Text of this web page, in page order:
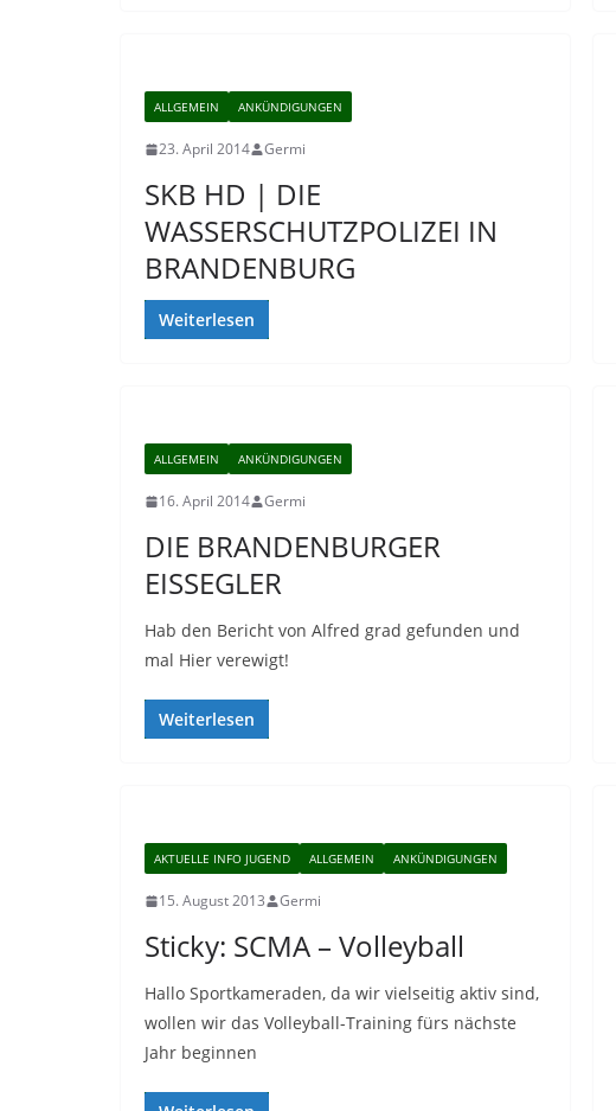
ALLGEMEIN ANKÜNDIGUNGEN
23. April 2014 Germi
SKB HD | DIE
WASSERSCHUTZPOLIZEI IN
BRANDENBURG
Weiterlesen
ALLGEMEIN ANKÜNDIGUNGEN
16. April 2014 Germi
DIE BRANDENBURGER
EISSEGLER
Hab den Bericht von Alfred grad gefunden und
mal Hier verewigt!
Weiterlesen
AKTUELLE INFO JUGEND ALLGEMEIN ANKÜNDIGUNGEN
15. August 2013 Germi
Sticky: SCMA – Volleyball
Hallo Sportkameraden, da wir vielseitig aktiv sind,
wollen wir das Volleyball-Training fürs nächste
Jahr beginnen